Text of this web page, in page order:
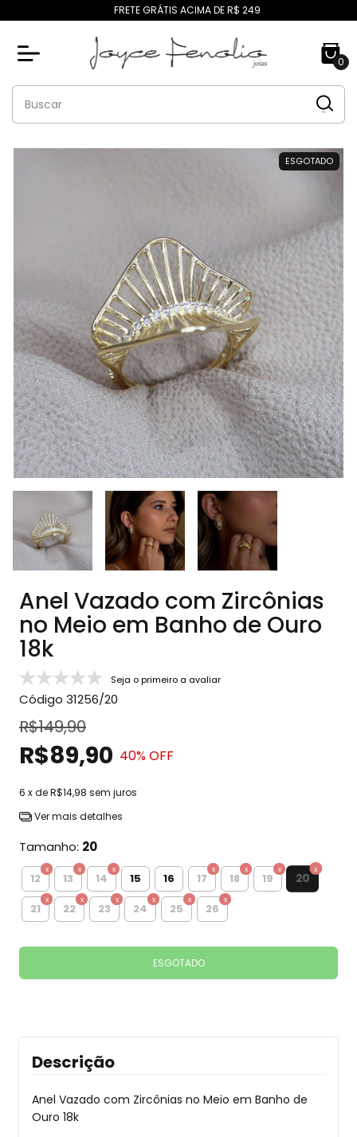
FRETE GRÁTIS ACIMA DE R$ 249
0
ESGOTADO
Anel Vazado com Zircônias
no Meio em Banho de Ouro
18k
Seja o primeiro a avaliar
Código 31256/20
R$149,90
R$89,90 40% OFF
6 x deR$14,98 sem juros
Ver mais detalhes
Tamanho: 20
12 13 14 15 16 17 18 19 20
21 22 23 24 25 26
Descrição
Anel Vazado com Zircônias no Meio em Banho de
Ouro 18k